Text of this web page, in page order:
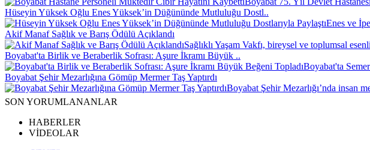
Hüseyin Yüksek Oğlu Enes Yüksek’in Düğününde Mutluluğu Dostl..
Enes ve
Akif Manaf Sağlık ve Barış Ödülü Açıklandı
Sağlıklı Yaşam Vakfı, bireysel ve toplumsal
Boyabat'ta Birlik ve Beraberlik Sofrası: Aşure İkramı Büyük ..
Boyabat'ta
Boyabat Şehir Mezarlığına Gömüp Mermer Taş Yaptırdı
Boyabat Şehir Mezarlığı’nda insan
SON YORUMLANANLAR
HABERLER
VİDEOLAR